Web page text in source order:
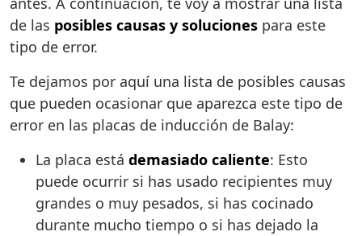
de las posibles causas y soluciones para este
tipo de error.
Te dejamos por aquí una lista de posibles causas
que pueden ocasionar que aparezca este tipo de
error en las placas de inducción de Balay:
La placa está demasiado caliente: Esto
puede ocurrir si has usado recipientes muy
grandes o muy pesados, si has cocinado
durante mucho tiempo o si has dejado la